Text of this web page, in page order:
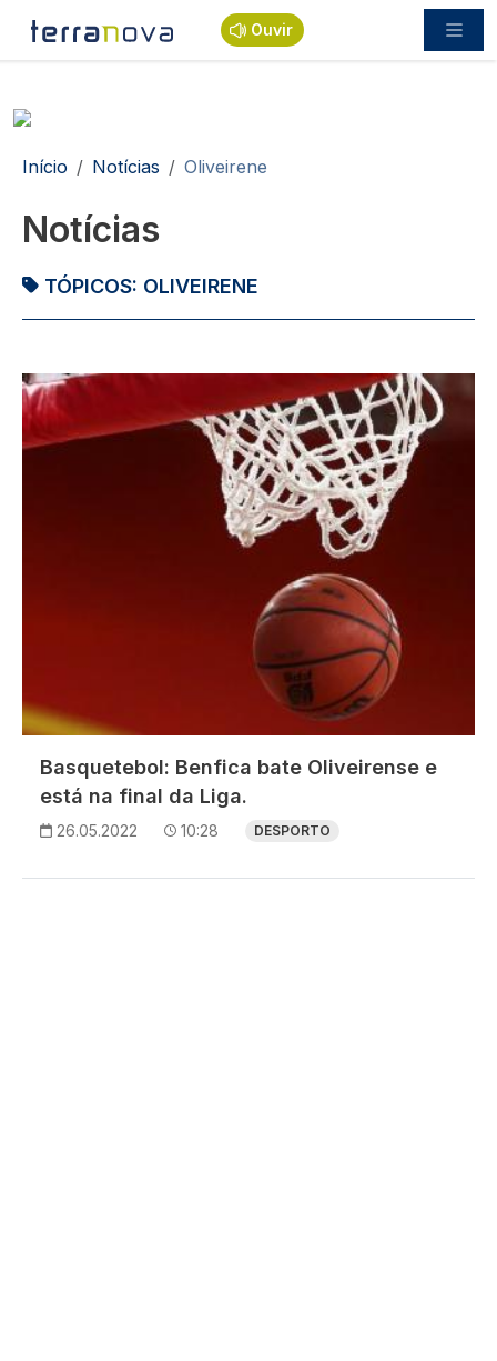
Passar para o conteúdo principal
Ouvir
Navegação estrutural
Início Notícias Oliveirene
Notícias
TÓPICOS: OLIVEIRENE
Imagem
Basquetebol: Benfica bate Oliveirense e
está na final da Liga.
26.05.2022 10:28 DESPORTO